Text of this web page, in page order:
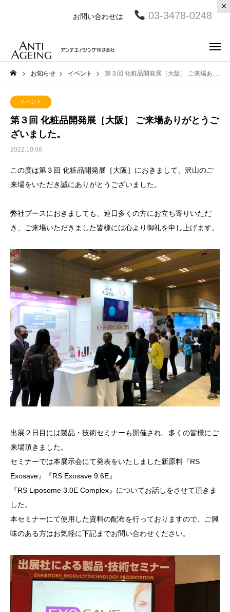
お問い合わせは 03-3478-0248
お知らせ イベント 第３回 化粧品開発展［大阪］ ご来場ありがとうございました。
イベント
第３回 化粧品開発展［大阪］ ご来場ありがとうご
ざいました。
2022.10.06
この度は第３回 化粧品開発展［大阪］におきまして、沢山のご
来場をいただき誠にありがとうございました。
弊社ブースにおきましても、連日多くの方にお立ち寄りいただ
き、ご来場いただきました皆様には心より御礼を申し上げます。
出展２日目には製品・技術セミナーも開催され、多くの皆様にご
来場頂きました。
セミナーでは本展示会にて発表をいたしました新原料『RS
Exosave』『RS Exosave 9.6E』
『RS Liposome 3.0E Complex』についてお話しをさせて頂きま
した。
本セミナーにて使用した資料の配布を行っておりますので、ご興
味のある方はお気軽に下記までお問い合わせください。